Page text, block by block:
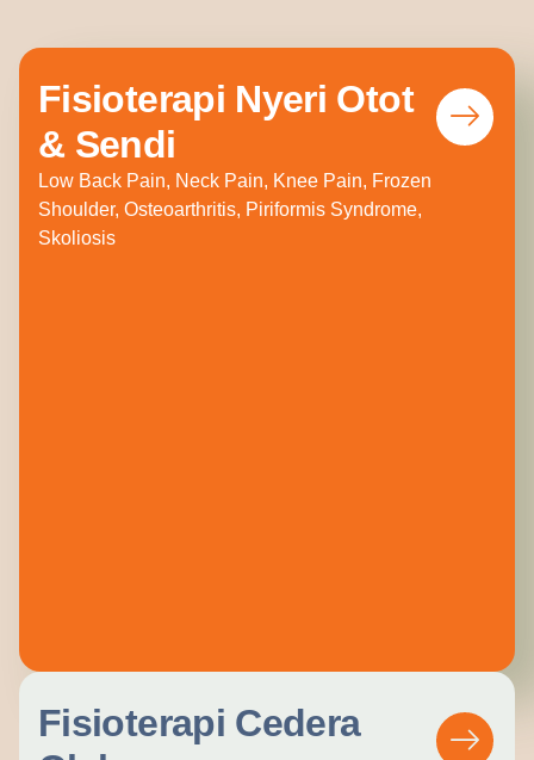
Fisioterapi Nyeri Otot
& Sendi
Low Back Pain, Neck Pain, Knee Pain, Frozen
Shoulder, Osteoarthritis, Piriformis Syndrome,
Skoliosis
Fisioterapi Cedera